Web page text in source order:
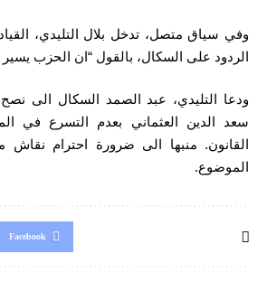
وفي سياق متصل، تدخل بلال التليدي،
الردود على السكال، بالقول “ان الحزب يسير
ودعا التليدي، عبد الصمد السكال الى نصح
سعد الدين العثماني بعدم التسرع في
القانون. منبها الى ضرورة احترام
الموضوع.
Facebook